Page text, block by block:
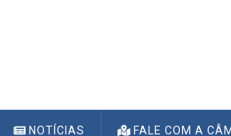
NOTÍCIAS FALE COM A